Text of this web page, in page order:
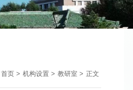
首页 > 机构设置 > 教研室 > 正文